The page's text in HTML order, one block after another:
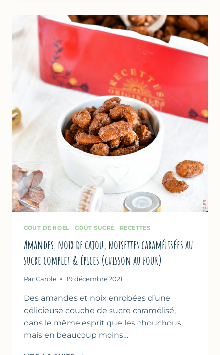
CITRON
&
SAUGE
GOÛT DE NOËL |GOÛT SUCRÉ | RECETTES
Amandes, noix de cajou, noisettes caramélisées au
sucre complet & épices (cuisson au four)
Par Carole 19 décembre 2021
Des amandes et noix enrobées d’une
délicieuse couche de sucre caramélisé,
dans le même esprit que les chouchous,
mais en beaucoup moins…
AMANDES,